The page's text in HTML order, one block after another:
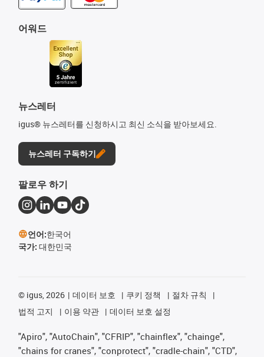
어워드
뉴스레터
igus® 뉴스레터를 신청하시고 최신 소식을 받아보세요.
뉴스레터 구독하기
팔로우 하기
언어:한국어
국가: 대한민국
© igus, 2026 데이터 보호 쿠키 정책
절차 규칙
법적 고지
이용 약관 데이터 보호 설정
"Apiro", "AutoChain", "CFRIP", "chainflex", "chainge",
"chains for cranes", "conprotect", "cradle-chain", "CTD",